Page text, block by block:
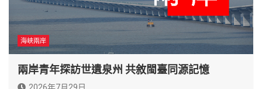
海峽兩岸
兩岸青年探訪世遺泉州 共敘閩臺同源記憶